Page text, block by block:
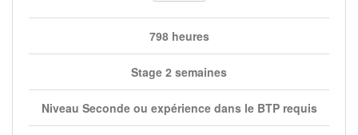
798 heures
Stage 2 semaines
Niveau Seconde ou expérience dans le BTP requis